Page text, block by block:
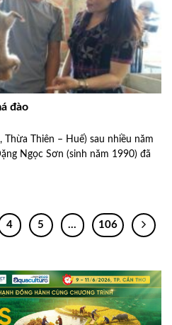
đào
Thừa Thiên – Huế) sau nhiều năm
Ngọc Sơn (sinh năm 1990) đã
4 5 … 106